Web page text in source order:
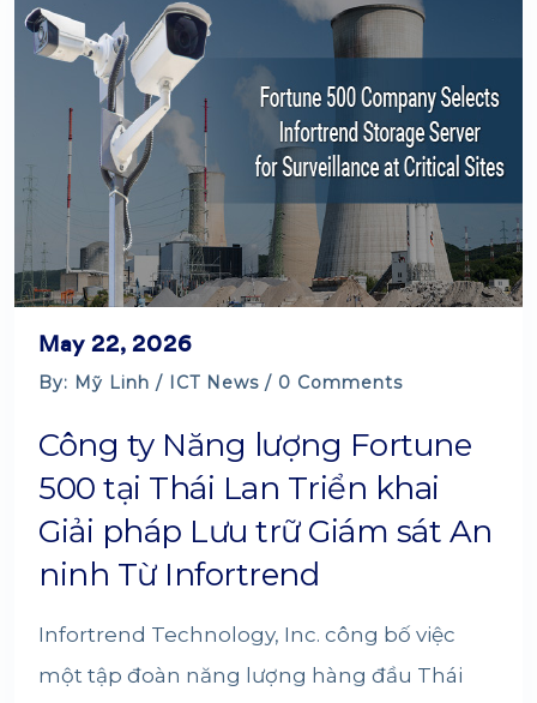
May 22, 2026
By: Mỹ Linh / ICT News / 0 Comments
Công ty Năng lượng Fortune
500 tại Thái Lan Triển khai
Giải pháp Lưu trữ Giám sát An
ninh Từ Infortrend
Infortrend Technology, Inc. công bố việc
một tập đoàn năng lượng hàng đầu Thái